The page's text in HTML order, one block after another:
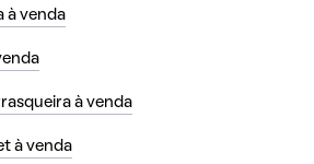
à venda
à venda
à venda